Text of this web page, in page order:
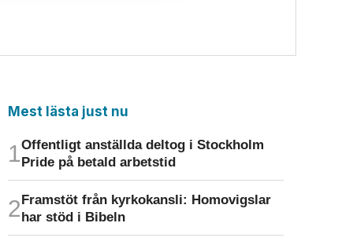
Mest lästa just nu
Offentligt anställda deltog i Stockholm
Pride på betald arbetstid
Framstöt från kyrkokansli: Homo­vigslar
har stöd i Bibeln